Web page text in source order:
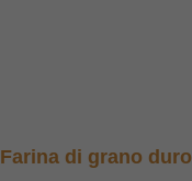
Farina di grano duro